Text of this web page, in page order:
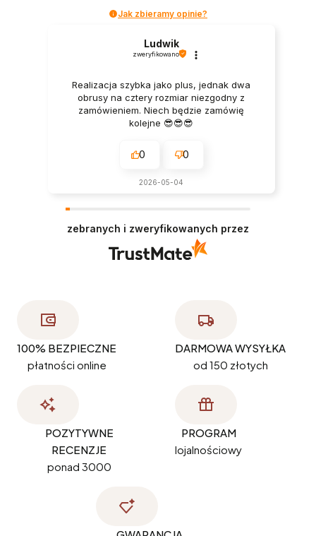
Jak zbieramy opinie?
Ludwik
zweryfikowano
Realizacja szybka jako plus, jednak dwa
obrusy na cztery rozmiar niezgodny z
zamówieniem. Niech będzie zamówię
kolejne 😎😎😎
0 0
2026-05-04
zebranych i zweryfikowanych przez
100% BEZPIECZNE
płatności online
DARMOWA WYSYŁKA
od 150 złotych
POZYTYWNE
RECENZJE
ponad 3000
PROGRAM
lojalnościowy